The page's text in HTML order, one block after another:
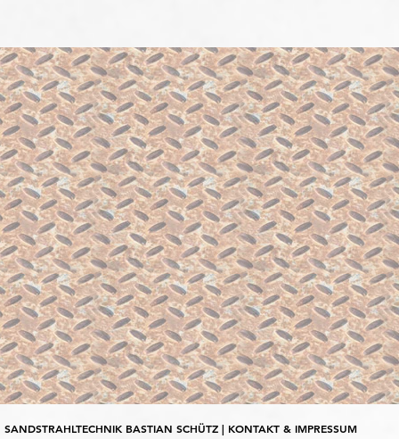
SANDSTRAHLTECHNIK BASTIAN SCHÜTZ | KONTAKT & IMPRESSUM